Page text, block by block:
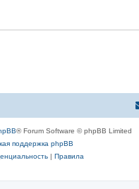
® Forum Software © phpBB Limited
поддержка phpBB
| Правила